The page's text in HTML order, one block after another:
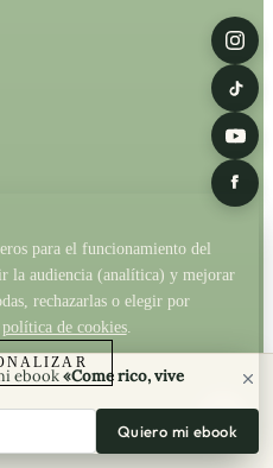
para el funcionamiento del
la audiencia (analítica) y mejorar
rechazarlas o elegir por
política de cookies.
ebook«Come rico, vive
Quiero mi ebook